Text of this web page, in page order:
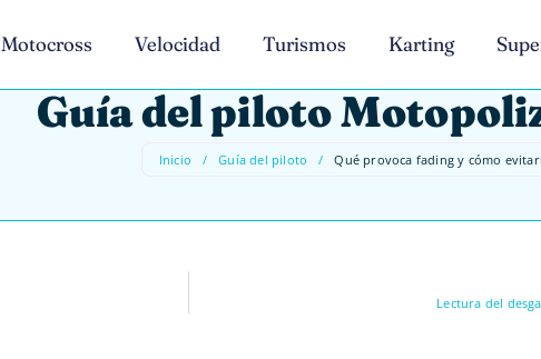
Motocross Velocidad Turismos Karting
Guía del piloto
Inicio / Guía del piloto / Qué provoca fading y cómo
Lectura del